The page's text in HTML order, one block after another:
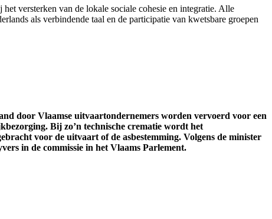
versterken van de lokale sociale cohesie en integratie. Alle
als verbindende taal en de participatie van kwetsbare groepen
door Vlaamse uitvaartondernemers worden vervoerd voor een
Bij zo’n technische crematie wordt het
voor de uitvaart of de asbestemming. Volgens de minister
in de commissie in het Vlaams Parlement.